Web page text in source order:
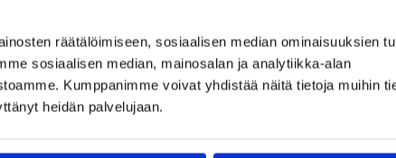
räätälöimiseen, sosiaalisen median ominaisuuksien
sosiaalisen median, mainosalan ja analytiikka-alan
Kumppanimme voivat yhdistää näitä tietoja muihin
heidän palvelujaan.